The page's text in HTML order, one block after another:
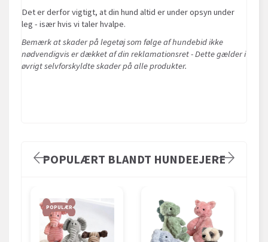
Det er derfor vigtigt, at din hund altid er under opsyn under
leg - især hvis vi taler hvalpe.
Bemærk at skader på legetøj som følge af hundebid ikke
nødvendigvis er dækket af din reklamationsret - Dette gælder i
øvrigt selvforskyldte skader på alle produkter.
POPULÆRT BLANDT HUNDEEJERE
POPULÆR